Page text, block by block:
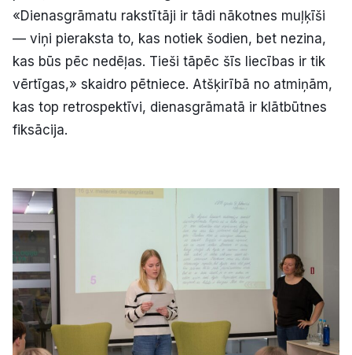
«Dienasgrāmatu rakstītāji ir tādi nākotnes muļķīši
— viņi pieraksta to, kas notiek šodien, bet nezina,
kas būs pēc nedēļas. Tieši tāpēc šīs liecības ir tik
vērtīgas,» skaidro pētniece. Atšķirībā no atmiņām,
kas top retrospektīvi, dienasgrāmatā ir klātbūtnes
fiksācija.